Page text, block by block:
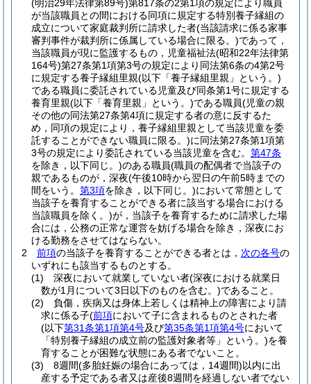
(明治29年法律第89号)第817条の2第1項の規定により職員
が当該職員との間における同項に規定する特別養子縁組の
成立について家庭裁判所に請求した者(当該請求に係る家事
審判事件が裁判所に係属している場合に限る。)であって，
当該職員が現に監護するもの，児童福祉法(昭和22年法律第
164号)第27条第1項第3号の規定により同法第6条の4第2号
に規定する養子縁組里親(以下「養子縁組里親」という。)
である職員に委託されている児童及び同条第1号に規定する
養育里親(以下「養育里親」という。)である職員(児童の親
その他の同法第27条第4項に規定する者の意に反するた
め，同項の規定により，養子縁組里親として当該児童を委
託することができない職員に限る。)に同法第27条第1項第
3号の規定により委託されている当該児童を含む。 第47条
を除き，以下同じ。)のある職員(職員の配偶者で当該子の
親であるものが，深夜(午後10時から翌日の午前5時までの
間をいう。 第3項を除き，以下同じ。)において常態として
当該子を養育することができる者に該当する場合における
当該職員を除く。)が，当該子を養育するために請求した場
合には，公務の正常な運営を妨げる場合を除き，深夜にお
ける勤務をさせてはならない。
2
前項の当該子を養育することができる者とは， 次の各号の
いずれにも該当するものとする。
(1)
深夜において就業していない者(深夜における就業日
数が1月について3日以下のものを含む。)であること。
(2)
負傷，疾病又は身体上若しくは精神上の障害により請
求に係る子(前項において子に含まれるものとされた者
(以下第31条第1項第4号及び第35条第1項第4号において
「特別養子縁組の成立前の監護対象者等」という。)を養
育することが困難な状態にある者でないこと。
(3)
8週間(多胎妊娠の場合にあっては，14週間)以内に出
産する予定である者又は産後8週間を経過しない者でない